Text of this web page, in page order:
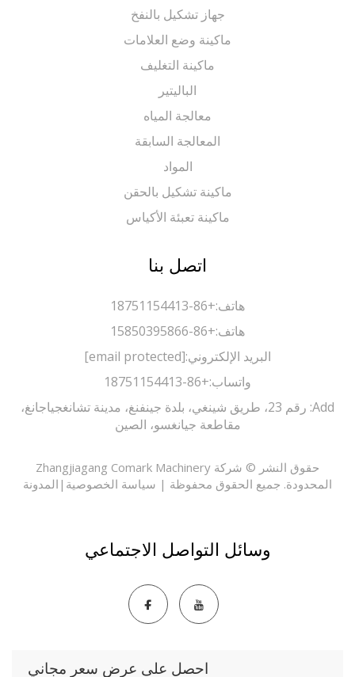
جهاز تشكيل بالنفخ
ماكينة وضع العلامات
ماكينة التغليف
الباليتير
معالجة المياه
المعالجة السابقة
ماكينة تشكيل بالحقن
ماكينة تعبئة الأكياس
اتصل بنا
+86-18751154413
+86-15850395866
البريد الإلكتروني:[email protected]
واتساب:+86-18751154413
Add: رقم 23، طريق شينغي، بلدة جينفنغ، مدينة تشانغجياجانغ،
مقاطعة جيانغسو، الصين
حقوق النشر © شركة Zhangjiagang Comark Machinery
جميع الحقوق محفوظة |سياسة الخصوصية|المدونة
وسائل التواصل الاجتماعي
احصل على عرض سعر مجاني